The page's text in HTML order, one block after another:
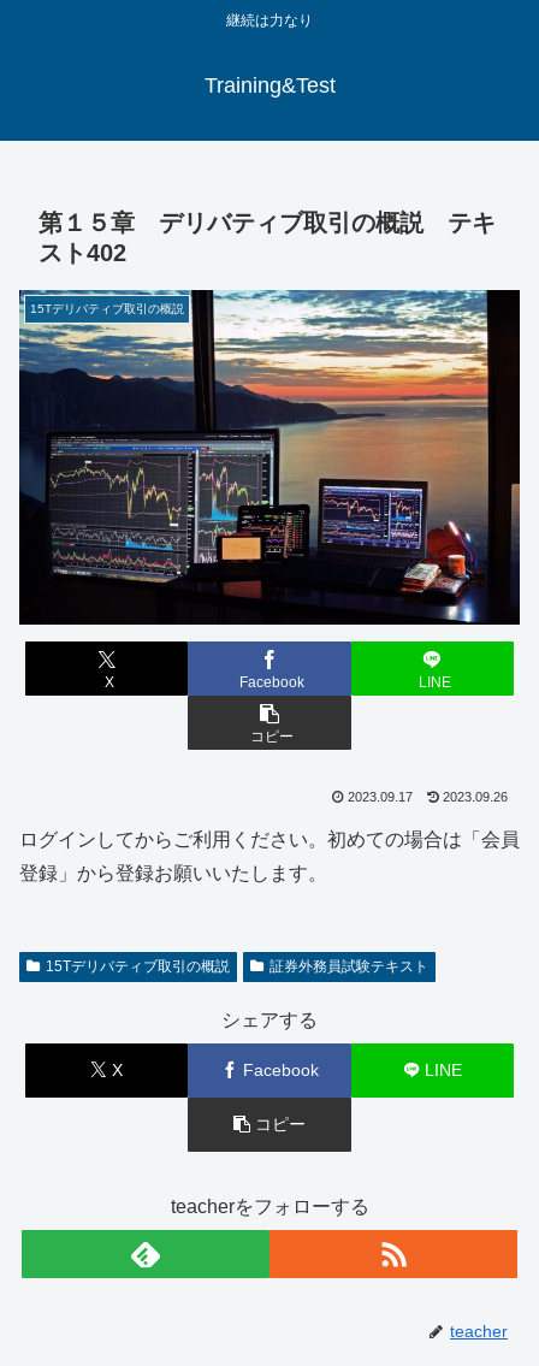
継続は力なり
Training&Test
第１５章 デリバティブ取引の概説 テキ
スト402
15Tデリバティブ取引の概説
X Facebook LINE
コピー
2023.09.17 2023.09.26
ログインしてからご利用ください。初めての場合は「会員
登録」から登録お願いいたします。
15Tデリバティブ取引の概説 証券外務員試験テキスト
シェアする
X Facebook LINE
コピー
teacherをフォローする
teacher